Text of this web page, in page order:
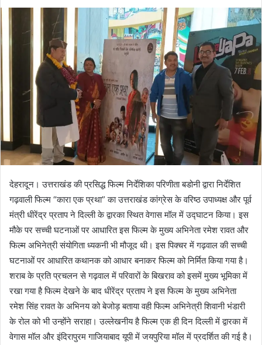
देहरादून। उत्तराखंड की प्रसिद्ध फिल्म निर्देशिका परिणीता बडोनी द्वारा निर्देशित
गढ़वाली फिल्म “कारा एक प्रथा” का उत्तराखंड कांग्रेस के वरिष्ठ उपाध्यक्ष और पूर्व
मंत्री धीरेंद्र प्रताप ने दिल्ली के द्वारका स्थित वेगास मॉल में उद्घाटन किया। इस
मौके पर सच्ची घटनाओं पर आधारित इस फिल्म के मुख्य अभिनेता रमेश रावत और
फिल्म अभिनेत्री संयोगिता ध्यकनी भी मौजूद थी। इस पिक्चर में गढ़वाल की सच्ची
घटनाओं पर आधारित कथानक को आधार बनाकर फिल्म को निर्मित किया गया है।
शराब के प्रति प्रचलन से गढ़वाल में परिवारों के बिखराव को इसमें मुख्य भूमिका में
रखा गया है फिल्म देखने के बाद धीरेंद्र प्रताप ने इस फिल्म के मुख्य अभिनेता
रमेश सिंह रावत के अभिनय को बेजोड़ बताया वही फिल्म अभिनेत्री शिवानी भंडारी
के रोल को भी उन्होंने सराहा। उल्लेखनीय है फिल्म एक ही दिन दिल्ली में द्वारका में
वेगास मॉल और इंदिरापुरम गाजियाबाद यूपी में जयपुरिया मॉल में प्रदर्शित की गई है।